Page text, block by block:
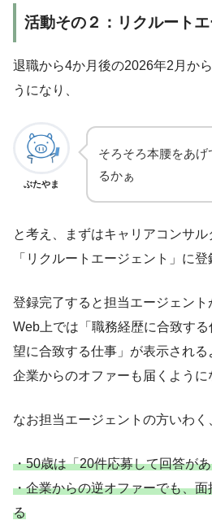
活動その２：リクルート
退職から4か月後の2026年2月か
うになり、
ぶたやま
そろそろ本腰をあ
るかぁ
と考え、まずはキャリアコンサ
「リクルートエージェント」に登
登録完了すると担当エージェント
Web上では「職務経歴に合致す
望に合致する仕事」が表示される
企業からのオファーも届くように
なお担当エージェントの方いわく
・50歳は「20件応募して回答が
・企業からの逆オファーでも、
る